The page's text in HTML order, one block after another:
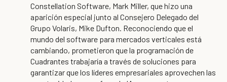
Constellation Software, Mark Miller, que hizo una
aparición especial junto al Consejero Delegado del
Grupo Volaris, Mike Dufton. Reconociendo que el
mundo del software para mercados verticales está
cambiando, prometieron que la programación de
Cuadrantes trabajaría a través de soluciones para
garantizar que los líderes empresariales aprovechen las